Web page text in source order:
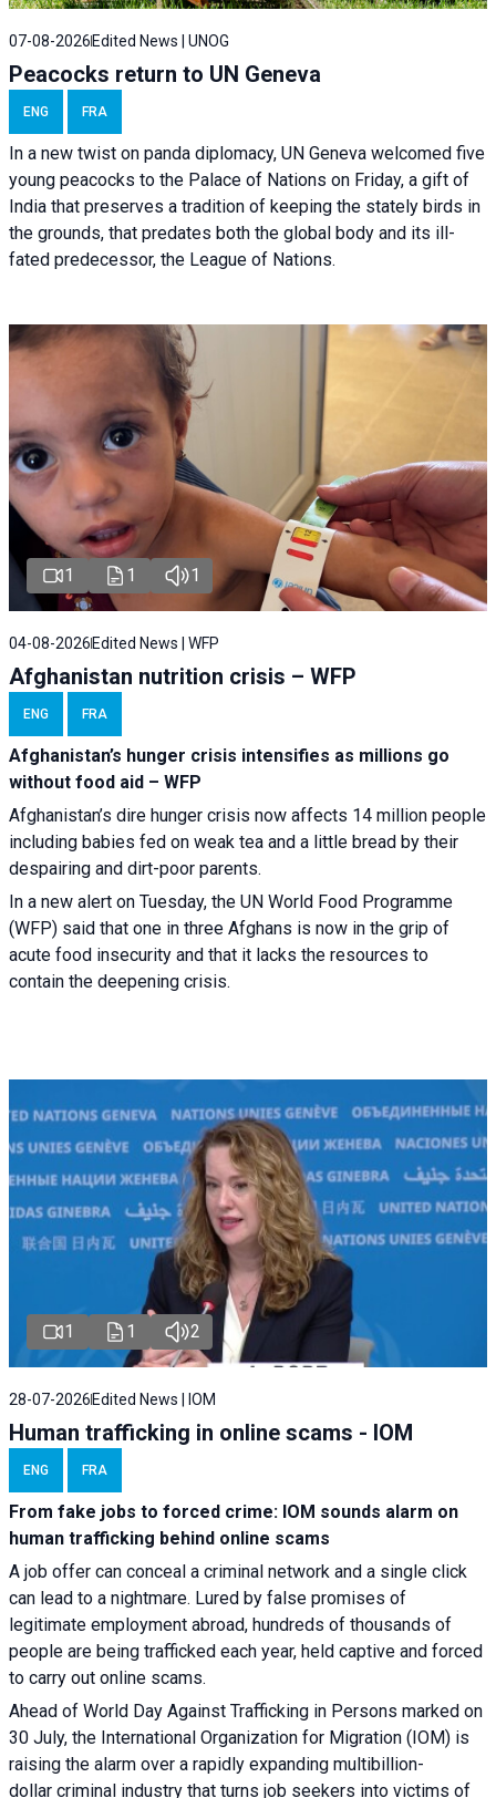
07-08-2026 Edited News | UNOG
Peacocks return to UN Geneva
ENG FRA
In a new twist on panda diplomacy, UN Geneva welcomed five
young peacocks to the Palace of Nations on Friday, a gift of
India that preserves a tradition of keeping the stately birds in
the grounds, that predates both the global body and its ill-
fated predecessor, the League of Nations.
1 1 1
04-08-2026 Edited News | WFP
Afghanistan nutrition crisis – WFP
ENG FRA
Afghanistan’s hunger crisis intensifies as millions go
without food aid – WFP
Afghanistan’s dire hunger crisis now affects 14 million people
including babies fed on weak tea and a little bread by their
despairing and dirt-poor parents.
In a new alert on Tuesday, the UN World Food Programme
(WFP) said that one in three Afghans is now in the grip of
acute food insecurity and that it lacks the resources to
contain the deepening crisis.
1 1 2
28-07-2026Edited News | IOM
Human trafficking in online scams - IOM
ENG FRA
From fake jobs to forced crime: IOM sounds alarm on
human trafficking behind online scams
A job offer can conceal a criminal network and a single click
can lead to a nightmare. Lured by false promises of
legitimate employment abroad, hundreds of thousands of
people are being trafficked each year, held captive and forced
to carry out online scams.
Ahead of World Day Against Trafficking in Persons marked on
30 July, the International Organization for Migration (IOM) is
raising the alarm over a rapidly expanding multibillion-
dollar criminal industry that turns job seekers into victims of